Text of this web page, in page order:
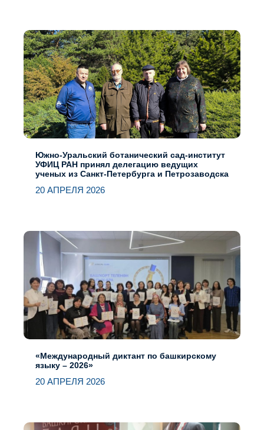
Южно-Уральский ботанический сад-институт
УФИЦ РАН принял делегацию ведущих
ученых из Санкт-Петербурга и Петрозаводска
20 АПРЕЛЯ 2026
«Международный диктант по башкирскому
языку – 2026»
20 АПРЕЛЯ 2026